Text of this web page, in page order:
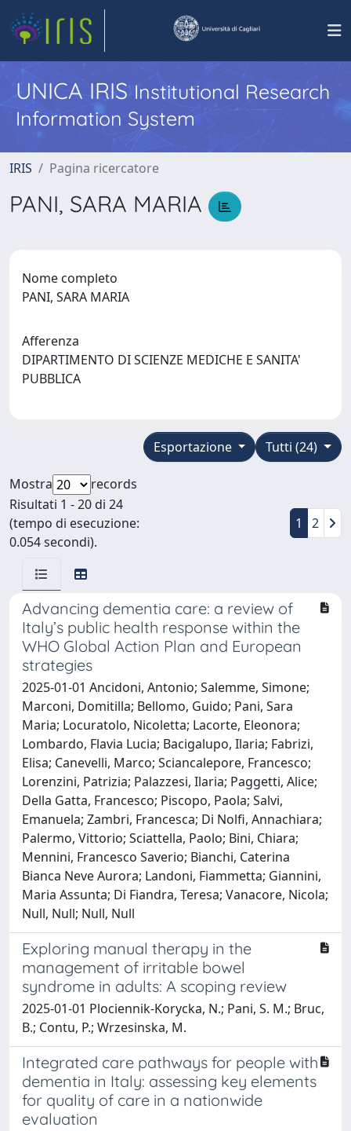
UNICA IRISInstitutional Research
Information System
IRIS Pagina ricercatore
PANI, SARA MARIA
Nome completo
PANI, SARA MARIA
Afferenza
DIPARTIMENTO DI SCIENZE MEDICHE E SANITA'
PUBBLICA
Tutti (24)
Esportazione
Mostra
records
Risultati 1 - 20 di 24
(tempo di esecuzione:
0.054 secondi).
1 2
Advancing dementia care: a review of
Italy’s public health response within the
WHO Global Action Plan and European
strategies
2025-01-01 Ancidoni, Antonio; Salemme, Simone;
Marconi, Domitilla; Bellomo, Guido; Pani, Sara
Maria; Locuratolo, Nicoletta; Lacorte, Eleonora;
Lombardo, Flavia Lucia; Bacigalupo, Ilaria; Fabrizi,
Elisa; Canevelli, Marco; Sciancalepore, Francesco;
Lorenzini, Patrizia; Palazzesi, Ilaria; Paggetti, Alice;
Della Gatta, Francesco; Piscopo, Paola; Salvi,
Emanuela; Zambri, Francesca; Di Nolfi, Annachiara;
Palermo, Vittorio; Sciattella, Paolo; Bini, Chiara;
Mennini, Francesco Saverio; Bianchi, Caterina
Bianca Neve Aurora; Landoni, Fiammetta; Giannini,
Maria Assunta; Di Fiandra, Teresa; Vanacore, Nicola;
Null, Null; Null, Null
Exploring manual therapy in the
management of irritable bowel
syndrome in adults: A scoping review
2025-01-01 Plociennik-Korycka, N.; Pani, S. M.; Bruc,
B.; Contu, P.; Wrzesinska, M.
Integrated care pathways for people with
dementia in Italy: assessing key elements
for quality of care in a nationwide
evaluation